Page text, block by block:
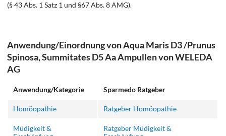
(§ 43 Abs. 1 Satz 1 und §67 Abs. 8 AMG).
Anwendung/Einordnung von Aqua Maris D3 /Prunus
Spinosa, Summitates D5 Aa Ampullen von WELEDA
AG
Anwendung/Kategorie Sparmedo Ratgeber
Homöopathie Ratgeber Homöopathie
Müdigkeit &
Ratgeber Müdigkeit &